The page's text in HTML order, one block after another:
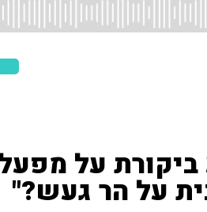
ביקורת על
על הר געש?"